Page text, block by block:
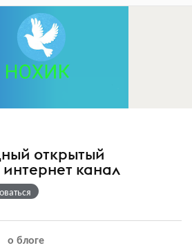
открытый
канал
о блоге